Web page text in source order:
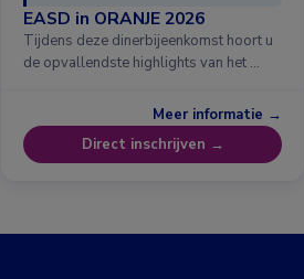
EASD in ORANJE 2026
Tijdens deze dinerbijeenkomst hoort u
de opvallendste highlights van het …
Meer informatie →
Direct inschrijven →